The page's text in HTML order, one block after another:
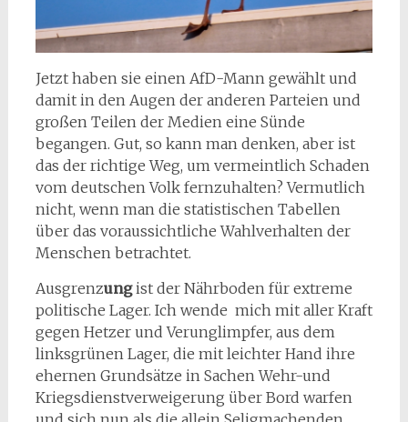
Jetzt haben sie einen AfD-Mann gewählt und
damit in den Augen der anderen Parteien und
großen Teilen der Medien eine Sünde
begangen. Gut, so kann man denken, aber ist
das der richtige Weg, um vermeintlich Schaden
vom deutschen Volk fernzuhalten? Vermutlich
nicht, wenn man die statistischen Tabellen
über das voraussichtliche Wahlverhalten der
Menschen betrachtet.
Ausgrenzungist der Nährboden für extreme
politische Lager. Ich wende mich mit aller Kraft
gegen Hetzer und Verunglimpfer, aus dem
linksgrünen Lager, die mit leichter Hand ihre
ehernen Grundsätze in Sachen Wehr-und
Kriegsdienstverweigerung über Bord warfen